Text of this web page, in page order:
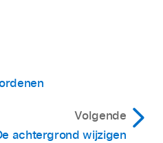
Volgende
achtergrond wijzigen